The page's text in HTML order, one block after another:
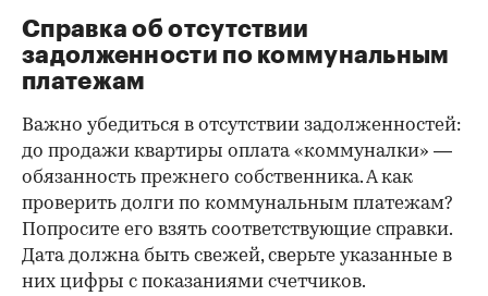
Справка об отсутствии
задолженности по коммунальным
платежам
Важно убедиться в отсутствии задолженностей:
до продажи квартиры оплата «коммуналки» —
обязанность прежнего собственника. А как
проверить долги по коммунальным платежам?
Попросите его взять соответствующие справки.
Дата должна быть свежей, сверьте указанные в
них цифры с показаниями счетчиков.